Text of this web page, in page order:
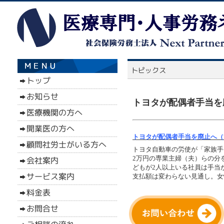
トヨタが配偶者手当
トヨタが配偶者手当を廃止へ
トヨタ自動車の労使が「家族
2万円の専業主婦（夫）らの分
どもが2人以上いる社員は手
支払額は変わらない見通し。